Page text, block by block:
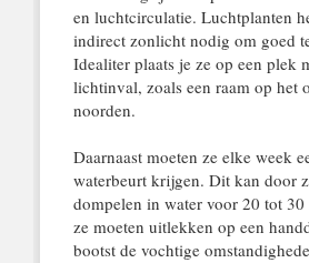
en luchtcirculatie. Luchtplanten
indirect zonlicht nodig om goed
Idealiter plaats je ze op een plek
lichtinval, zoals een raam op het
noorden.
Daarnaast moeten ze elke week
waterbeurt krijgen. Dit kan door
dompelen in water voor 20 tot
ze moeten uitlekken op een
bootst de vochtige